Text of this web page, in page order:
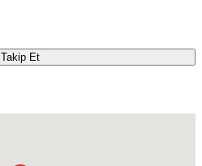
Takip Et